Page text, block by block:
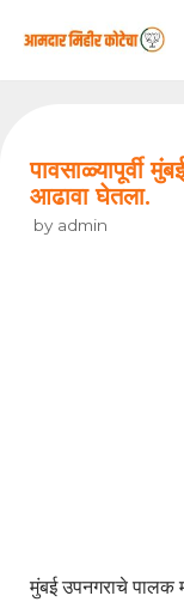
पावसाळ्यापूर्वी
आढावा घेतला.
by admin
मुंबई उपनगराचे पालक